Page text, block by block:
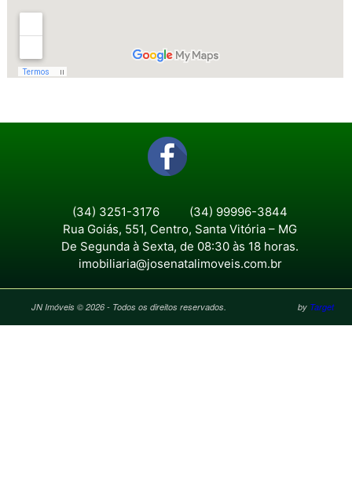
(34) 3251-3176
(34) 99996-3844
Rua Goiás, 551, Centro, Santa Vitória – MG
De Segunda à Sexta, de 08:30 às 18 horas.
imobiliaria@josenatalimoveis.com.br
JN Imóveis © 2026 - Todos os direitos reservados. by Target